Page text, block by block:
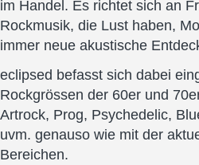
im Handel. Es richtet sich an
Rockmusik, die Lust haben,
immer neue akustische
eclipsed befasst sich dabei
Rockgrössen der 60er und
Artrock, Prog, Psychedelic,
uvm. genauso wie mit der
Bereichen.